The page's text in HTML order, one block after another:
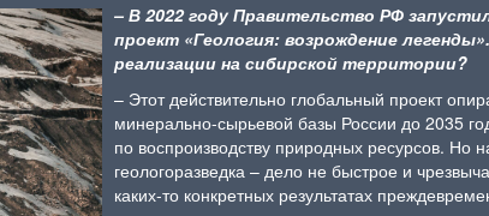
– В 2022 году Правительство РФ
проект «Геология: возрождение
реализации на сибирской территории?
– Этот действительно глобальный проект
минерально-сырьевой базы России до 2035
по воспроизводству природных ресурсов. Но
геологоразведка – дело не быстрое и
каких-то конкретных результатах